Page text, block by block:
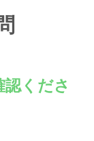
くださ